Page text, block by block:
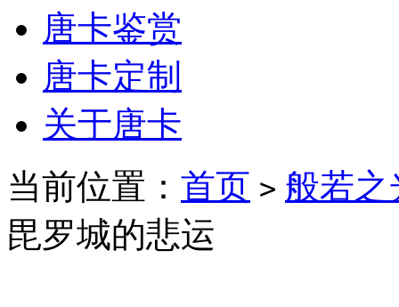
唐卡鉴赏
唐卡定制
关于唐卡
当前位置： 首页 > 般若之
毘罗城的悲运